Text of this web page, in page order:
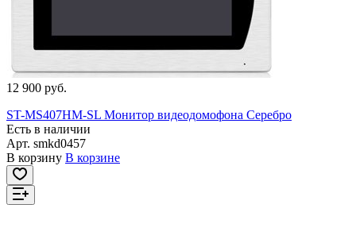
12 900 руб.
ST-MS407HM-SL Монитор видеодомофона Серебро
Есть в наличии
Арт. smkd0457
В корзину В корзине